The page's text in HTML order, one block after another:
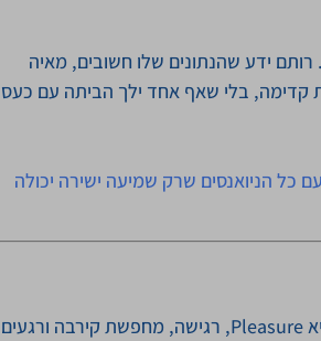
ידע שהנתונים שלו חשובים, מאיה
קדימה, בלי שאף אחד ילך הביתה עם כעס
כל הניואנסים שרק שמיעה ישירה יכולה
הדוגמה מעולם הזוגיות ממחישה כמה עמוק ההבדל בין הצפנים. נורית היא Pleasure, רגישה, מחפשת קירבה ורגעים